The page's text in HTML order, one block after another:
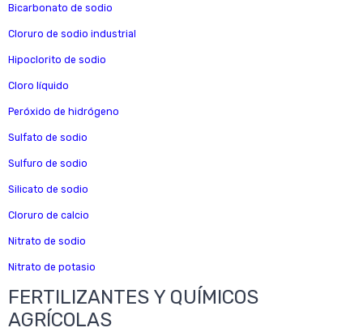
Bicarbonato de sodio
Cloruro de sodio industrial
Hipoclorito de sodio
Cloro líquido
Peróxido de hidrógeno
Sulfato de sodio
Sulfuro de sodio
Silicato de sodio
Cloruro de calcio
Nitrato de sodio
Nitrato de potasio
FERTILIZANTES Y QUÍMICOS
AGRÍCOLAS